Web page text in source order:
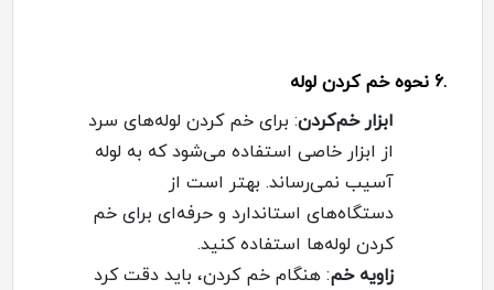
.6 نحوه خم کردن لوله
ابزار خم‌کردن: برای خم کردن لوله‌های سرد
از ابزار خاصی استفاده می‌شود که به لوله
آسیب نمی‌رساند. بهتر است از
دستگاه‌های استاندارد و حرفه‌ای برای خم
کردن لوله‌ها استفاده کنید.
زاویه خم: هنگام خم کردن، باید دقت کرد